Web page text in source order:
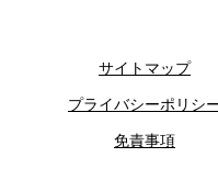
サイトマップ
プライバシーポリシ
免責事項